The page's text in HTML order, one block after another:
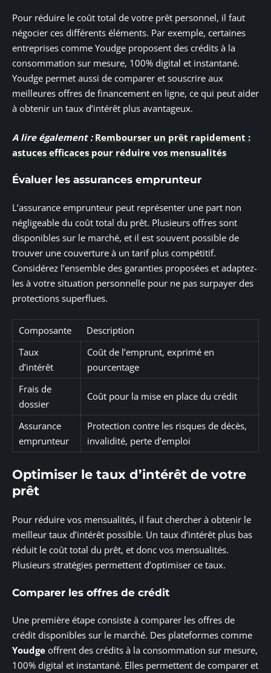
Pour réduire le coût total de votre prêt personnel, il faut
négocier ces différents éléments. Par exemple, certaines
entreprises comme Youdge proposent des crédits à la
consommation sur mesure, 100% digital et instantané.
Youdge permet aussi de comparer et souscrire aux
meilleures offres de financement en ligne, ce qui peut aider
à obtenir un taux d’intérêt plus avantageux.
A lire également : Rembourser un prêt rapidement :
astuces efficaces pour réduire vos mensualités
Évaluer les assurances emprunteur
L’assurance emprunteur peut représenter une part non
négligeable du coût total du prêt. Plusieurs offres sont
disponibles sur le marché, et il est souvent possible de
trouver une couverture à un tarif plus compétitif.
Considérez l’ensemble des garanties proposées et adaptez-
les à votre situation personnelle pour ne pas surpayer des
protections superflues.
Composante
Description
Taux
d’intérêt
Coût de l’emprunt, exprimé en
pourcentage
Frais de
dossier
Coût pour la mise en place du crédit
Assurance
emprunteur
Protection contre les risques de décès,
invalidité, perte d’emploi
Optimiser le taux d’intérêt de votre
prêt
Pour réduire vos mensualités, il faut chercher à obtenir le
meilleur taux d’intérêt possible. Un taux d’intérêt plus bas
réduit le coût total du prêt, et donc vos mensualités.
Plusieurs stratégies permettent d’optimiser ce taux.
Comparer les offres de crédit
Une première étape consiste à comparer les offres de
crédit disponibles sur le marché. Des plateformes comme
Youdge offrent des crédits à la consommation sur mesure,
100% digital et instantané. Elles permettent de comparer et